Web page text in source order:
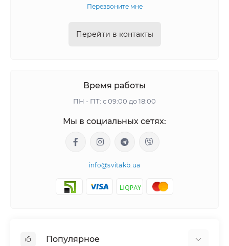
Перезвоните мне
Перейти в контакты
Время работы
ПН - ПТ: с 09:00 до 18:00
Мы в социальных сетях:
info@svitakb.ua
Популярное